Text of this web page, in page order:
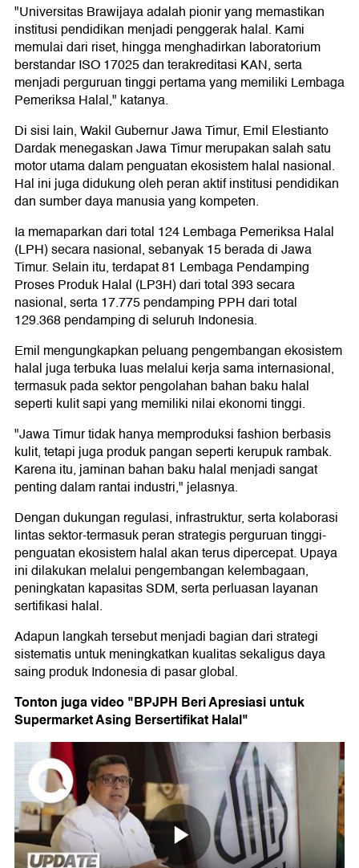
"Universitas Brawijaya adalah pionir yang memastikan
institusi pendidikan menjadi penggerak halal. Kami
memulai dari riset, hingga menghadirkan laboratorium
berstandar ISO 17025 dan terakreditasi KAN, serta
menjadi perguruan tinggi pertama yang memiliki Lembaga
Pemeriksa Halal," katanya.
Di sisi lain, Wakil Gubernur Jawa Timur, Emil Elestianto
Dardak menegaskan Jawa Timur merupakan salah satu
motor utama dalam penguatan ekosistem halal nasional.
Hal ini juga didukung oleh peran aktif institusi pendidikan
dan sumber daya manusia yang kompeten.
Ia memaparkan dari total 124 Lembaga Pemeriksa Halal
(LPH) secara nasional, sebanyak 15 berada di Jawa
Timur. Selain itu, terdapat 81 Lembaga Pendamping
Proses Produk Halal (LP3H) dari total 393 secara
nasional, serta 17.775 pendamping PPH dari total
129.368 pendamping di seluruh Indonesia.
Emil mengungkapkan peluang pengembangan ekosistem
halal juga terbuka luas melalui kerja sama internasional,
termasuk pada sektor pengolahan bahan baku halal
seperti kulit sapi yang memiliki nilai ekonomi tinggi.
"Jawa Timur tidak hanya memproduksi fashion berbasis
kulit, tetapi juga produk pangan seperti kerupuk rambak.
Karena itu, jaminan bahan baku halal menjadi sangat
penting dalam rantai industri," jelasnya.
Dengan dukungan regulasi, infrastruktur, serta kolaborasi
lintas sektor-termasuk peran strategis perguruan tinggi-
penguatan ekosistem halal akan terus dipercepat. Upaya
ini dilakukan melalui pengembangan kelembagaan,
peningkatan kapasitas SDM, serta perluasan layanan
sertifikasi halal.
Adapun langkah tersebut menjadi bagian dari strategi
sistematis untuk meningkatkan kualitas sekaligus daya
saing produk Indonesia di pasar global.
Tonton juga video "BPJPH Beri Apresiasi untuk
Supermarket Asing Bersertifikat Halal"